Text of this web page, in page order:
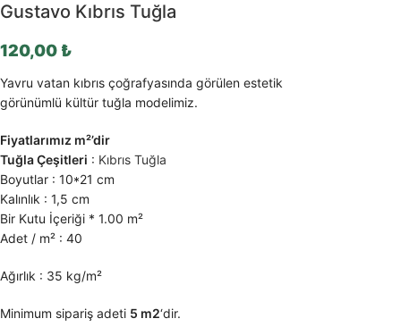
Gustavo Kıbrıs Tuğla
120,00 ₺
Yavru vatan kıbrıs çoğrafyasında görülen estetik
görünümlü kültür tuğla modelimiz.
Fiyatlarımız m²’dir
Tuğla Çeşitleri : Kıbrıs Tuğla
Boyutlar : 10*21 cm
Kalınlık : 1,5 cm
Bir Kutu İçeriği * 1.00 m²
Adet / m² : 40
Ağırlık : 35 kg/m²
Minimum sipariş adeti 5 m2‘dir.